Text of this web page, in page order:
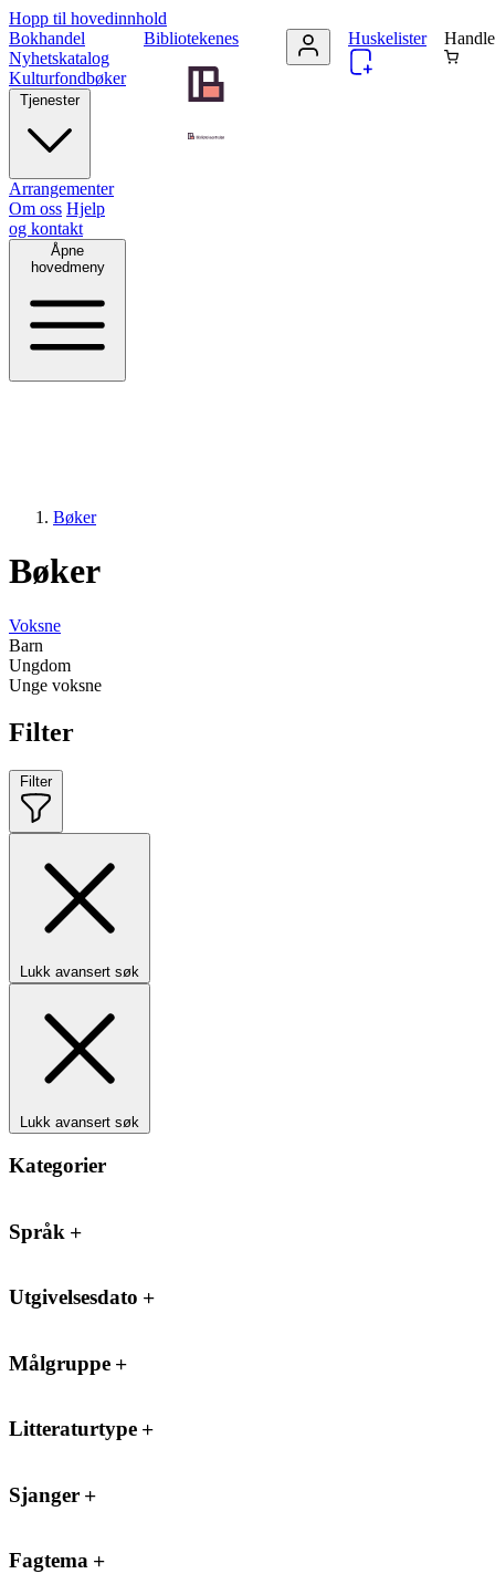
Hopp til hovedinnhold
Bibliotekenes
Bokhandel
Nyhetskatalog
Kulturfondbøker
Tjenester
Arrangementer
Om oss Hjelp
og kontakt
Åpne
hovedmeny
Huskelister
Bøker
Bøker
Voksne
Barn
Ungdom
Unge voksne
Filter
Filter
Lukk avansert søk
Lukk avansert søk
Kategorier
Språk
Utgivelsesdato
Målgruppe
Litteraturtype
Sjanger
Fagtema